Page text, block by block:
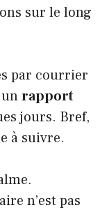
sur le long
par courrier
rapport
jours. Bref,
à suivre.
n’est pas